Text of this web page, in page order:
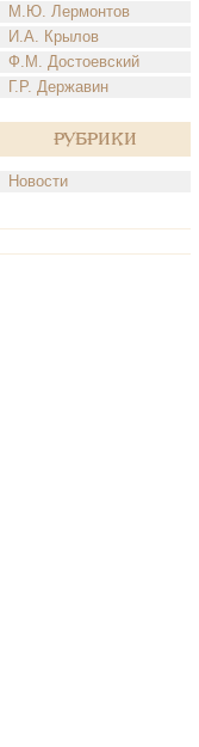
М.Ю. Лермонтов
И.А. Крылов
Ф.М. Достоевский
Г.Р. Державин
Рубрики
Новости